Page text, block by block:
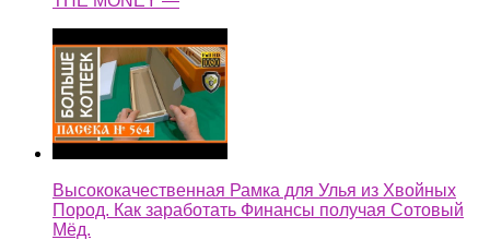
Высококачественная Рамка для Улья из Хвойных
Пород. Как заработать Финансы получая Сотовый
Мёд.